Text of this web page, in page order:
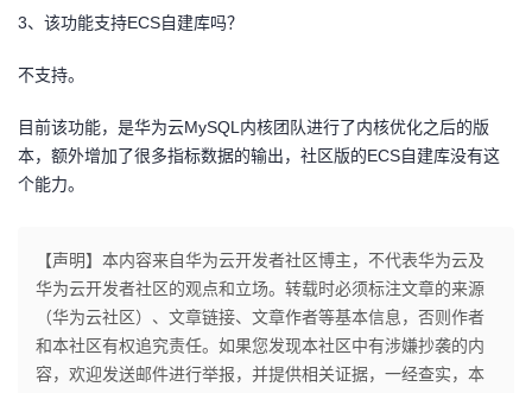
3、该功能支持ECS自建库吗？
不支持。
目前该功能，是华为云MySQL内核团队进行了内核优化之后的版
本，额外增加了很多指标数据的输出，社区版的ECS自建库没有这
个能力。
【声明】本内容来自华为云开发者社区博主，不代表华为云及
华为云开发者社区的观点和立场。转载时必须标注文章的来源
（华为云社区）、文章链接、文章作者等基本信息，否则作者
和本社区有权追究责任。如果您发现本社区中有涉嫌抄袭的内
容，欢迎发送邮件进行举报，并提供相关证据，一经查实，本